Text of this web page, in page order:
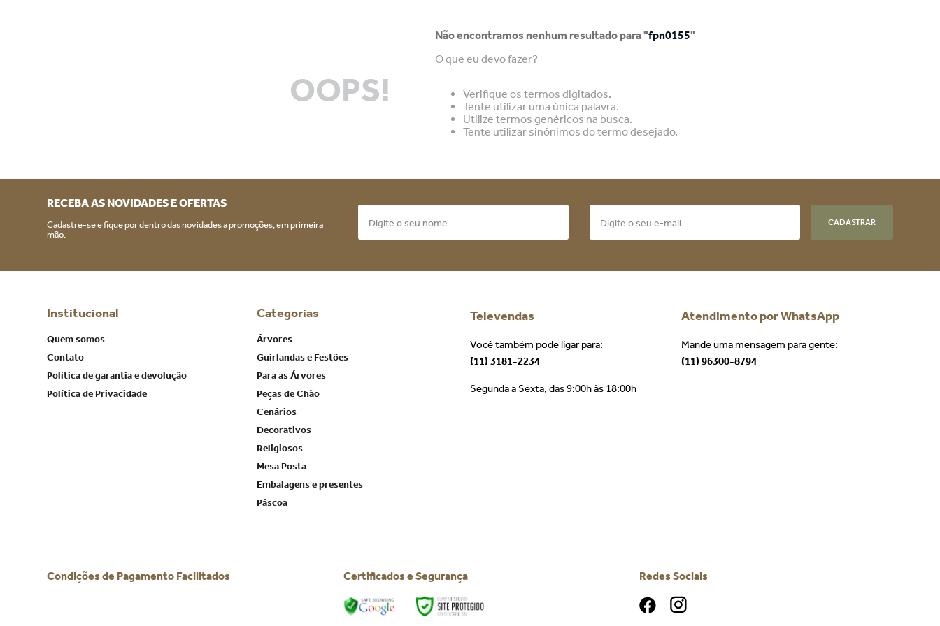
OOPS!
Não encontramos nenhum resultado para "fpn0155"
O que eu devo fazer?
Verifique os termos digitados.
Tente utilizar uma única palavra.
Utilize termos genéricos na busca.
Tente utilizar sinônimos do termo desejado.
RECEBA AS NOVIDADES E OFERTAS
Cadastre-se e fique por dentro das novidades a promoções, em primeira
mão.
CADASTRAR
Institucional
Quem somos
Contato
Política de garantia e devolução
Política de Privacidade
Categorias
Árvores
Guirlandas e Festões
Para as Árvores
Peças de Chão
Cenários
Decorativos
Religiosos
Mesa Posta
Embalagens e presentes
Páscoa
Televendas
Você também pode ligar para:
(11) 3181-2234
Segunda a Sexta, das 9:00h às 18:00h
Atendimento por WhatsApp
Mande uma mensagem para gente:
(11) 96300-8794
Condições de Pagamento Facilitados Certificados e Segurança Redes Sociais